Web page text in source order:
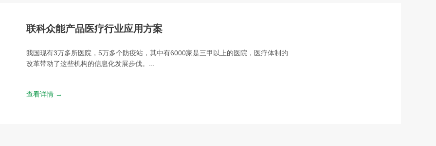
联科众能产品医疗行业应用方案
我国现有3万多所医院，5万多个防疫站，其中有6000家是三甲以上的医院，医疗体制的
改革带动了这些机构的信息化发展步伐。...
查看详情 →